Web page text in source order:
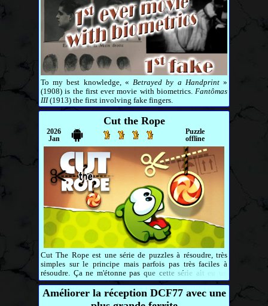
To my best knowledge, «Betrayed by a Handprint»
(1908) is the first ever movie with biometrics. Fantômas
III(1913) the first involving fake fingers.
Cut the Rope
2026
Jan
Puzzle
offline
Cut The Rope est une série de puzzles à résoudre, très
simples sur le principe mais parfois pas très faciles à
résoudre. Ça ne m'étonne pas que cette série ait eu un
franc succès, c'est mérité.
Améliorer la réception DCF77 avec une